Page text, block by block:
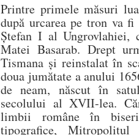
Printre primele măsuri
după urcarea pe tron va
Ștefan I al Ungrovlahiei,
Matei Basarab. Drept
Tismana și reinstalat în
doua jumătate a anului
de neam, născut în
secolului al XVII-lea.
limbii române în
tipografice,